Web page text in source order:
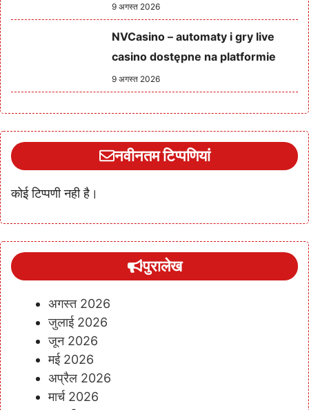
9 अगस्त 2026
NVCasino – automaty i gry live
casino dostępne na platformie
9 अगस्त 2026
नवीनतम टिप्पणियां
कोई टिप्पणी नही है।
पुरालेख
अगस्त 2026
जुलाई 2026
जून 2026
मई 2026
अप्रैल 2026
मार्च 2026